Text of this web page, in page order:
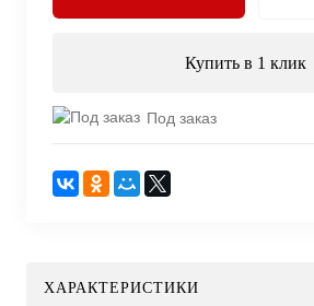
Купить в 1 клик
Под заказ
ХАРАКТЕРИСТИКИ